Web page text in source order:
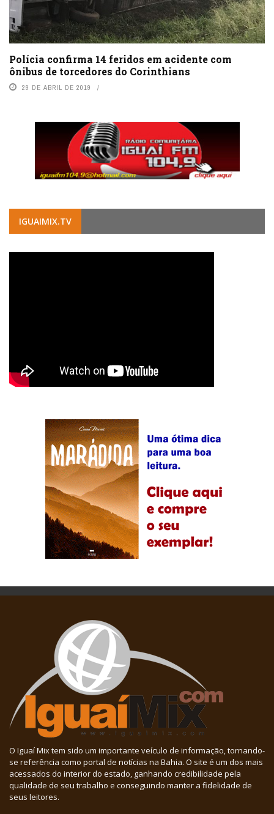
Polícia confirma 14 feridos em acidente com
ônibus de torcedores do Corinthians
29 DE ABRIL DE 2019
IGUAIMIX.TV
O Iguaí Mix tem sido um importante veículo de informação, tornando-
se referência como portal de notícias na Bahia. O site é um dos mais
acessados do interior do estado, ganhando credibilidade pela
qualidade de seu trabalho e conseguindo manter a fidelidade de
seus leitores.